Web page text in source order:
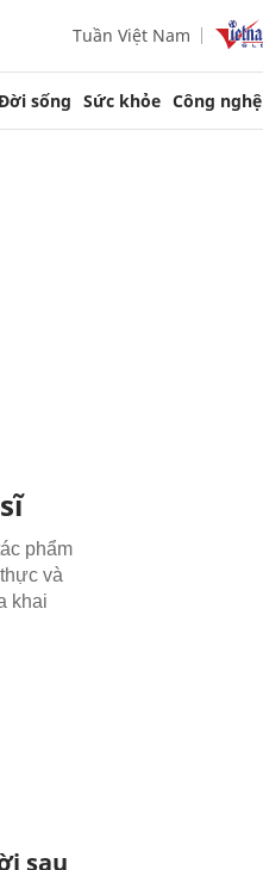
Tuần Việt Nam
sống Sức khỏe Công nghệ
phẩm
và
khai
sau